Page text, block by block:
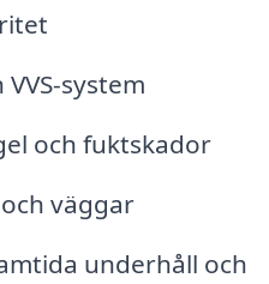
system
och fuktskador
väggar
underhåll och